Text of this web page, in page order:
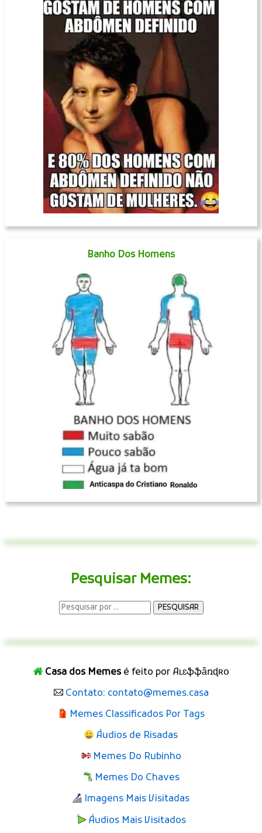
Banho Dos Homens
Pesquisar Memes:
Casa dos Memesé feito por Aʟɛֆֆǟռɖʀօ
Contato: contato@memes.casa
Memes Classificados Por Tags
Áudios de Risadas
Memes Do Rubinho
Memes Do Chaves
Imagens Mais Visitadas
Áudios Mais Visitados